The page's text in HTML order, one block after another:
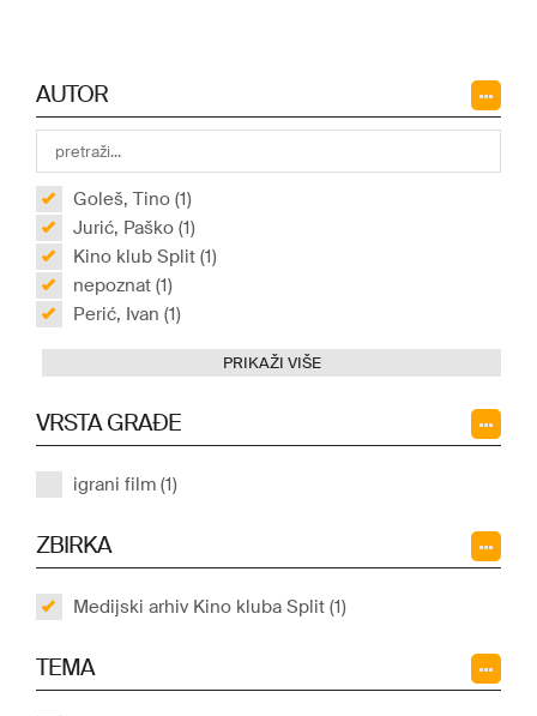
AUTOR
Goleš, Tino (1)
Jurić, Paško (1)
Kino klub Split (1)
nepoznat (1)
Perić, Ivan (1)
PRIKAŽI VIŠE
VRSTA GRAĐE
igrani film (1)
ZBIRKA
Medijski arhiv Kino kluba Split (1)
TEMA